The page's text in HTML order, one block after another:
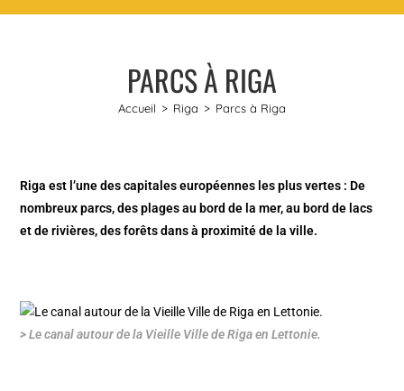
PARCS À RIGA
Accueil > Riga > Parcs à Riga
Riga est l’une des capitales européennes les plus vertes : De
nombreux parcs, des plages au bord de la mer, au bord de lacs
et de rivières, des forêts dans à proximité de la ville.
> Le canal autour de la Vieille Ville de Riga en Lettonie.